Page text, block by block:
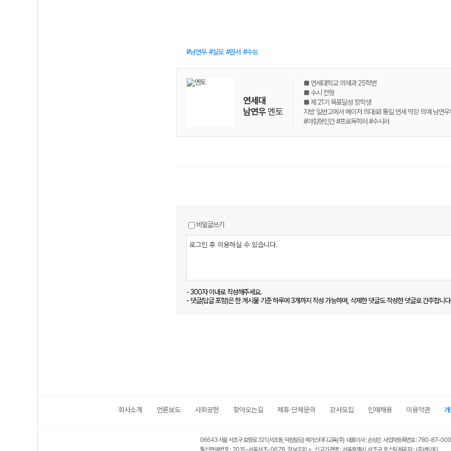
남연우 실모 원서 수능
연세대
남연우멘토
■ 연세대학교 의예과 25학번
■ 수시 전형
■ 제 21기 목표달성 장학생
지방 일반고에서 메이저 의대로! 통일 연세 막강 의예 남연
#아침형인간 #프로독학러 #수시러
비밀글쓰기
- 300자 이내로 작성해주세요.
- 댓글(답글 포함)은 한 게시물 기준 하루에 3개까지 작성 가능하며, 삭제한 댓글도 작성한 댓글로 간주합니
회사소개 언론보도 사회공헌 찾아오는길 제휴·단체문의 강사모집 인재채용 이용약관
06643 서울 서초구 효령로 321 (서초동, 덕원빌딩) 메가스터디교육(주) 대표이사 : 손성은 사업자등록번호 : 780-87-
통신판매번호 : 2015-서울서초-0678 정보조회 > 신고기관명 : 서울특별시 서초구 호스팅제공자 : (주)케이티